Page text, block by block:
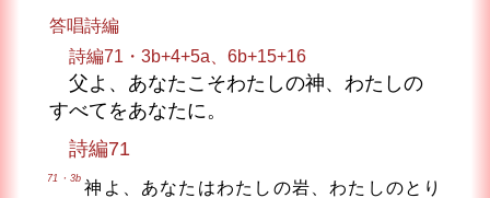
答唱詩編
詩編71・3b+4+5a、6b+15+16
父よ、あなたこそわたしの神、わたしの
すべてをあなたに。
詩編71
71・3b
神よ、あなたはわたしの岩、わたしのとり